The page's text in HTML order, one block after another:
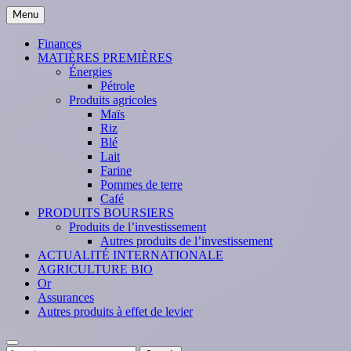
Skip
to
content
Menu
Finances
MATIÈRES PREMIÈRES
Énergies
Pétrole
Produits agricoles
Maïs
Riz
Blé
Lait
Farine
Pommes de terre
Café
PRODUITS BOURSIERS
Produits de l’investissement
Autres produits de l’investissement
ACTUALITÉ INTERNATIONALE
AGRICULTURE BIO
Or
Assurances
Autres produits à effet de levier
Search